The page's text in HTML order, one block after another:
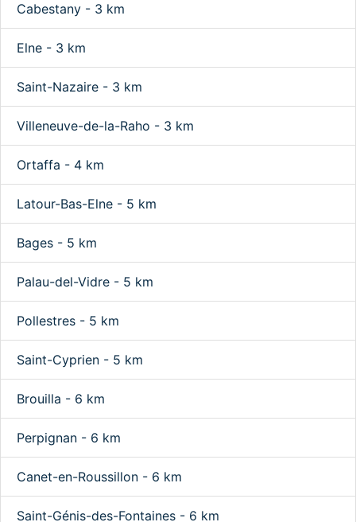
Cabestany - 3 km
Elne - 3 km
Saint-Nazaire - 3 km
Villeneuve-de-la-Raho - 3 km
Ortaffa - 4 km
Latour-Bas-Elne - 5 km
Bages - 5 km
Palau-del-Vidre - 5 km
Pollestres - 5 km
Saint-Cyprien - 5 km
Brouilla - 6 km
Perpignan - 6 km
Canet-en-Roussillon - 6 km
Saint-Génis-des-Fontaines - 6 km